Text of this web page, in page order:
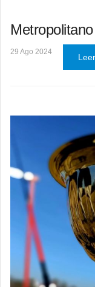
29 Ago 2024